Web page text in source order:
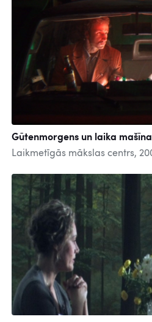
Gūtenmorgens un laika mašīna
Laikmetīgās mākslas centrs,